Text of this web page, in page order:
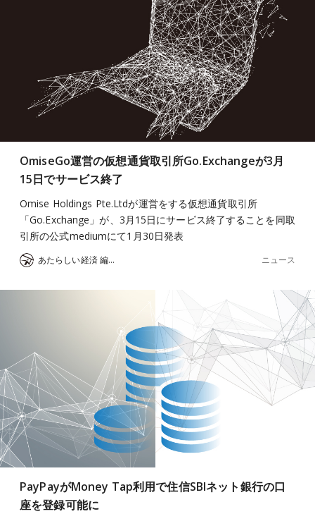
OmiseGo運営の仮想通貨取引所Go.Exchangeが3月
15日でサービス終了
Omise Holdings Pte.Ltdが運営をする仮想通貨取引所
「Go.Exchange」が、3月15日にサービス終了することを同取
引所の公式mediumにて1月30日発表
あたらしい経済 編集部 ニュース
PayPayがMoney Tap利用で住信SBIネット銀行の口
座を登録可能に